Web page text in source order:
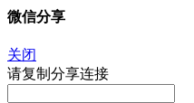
微信分享
关闭
请复制分享连接